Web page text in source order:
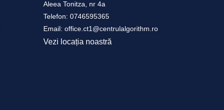
Aleea Tonitza, nr 4a
Telefon: 0746595365
Email: office.ct1@centrulalgorithm.ro
Vezi locația noastră